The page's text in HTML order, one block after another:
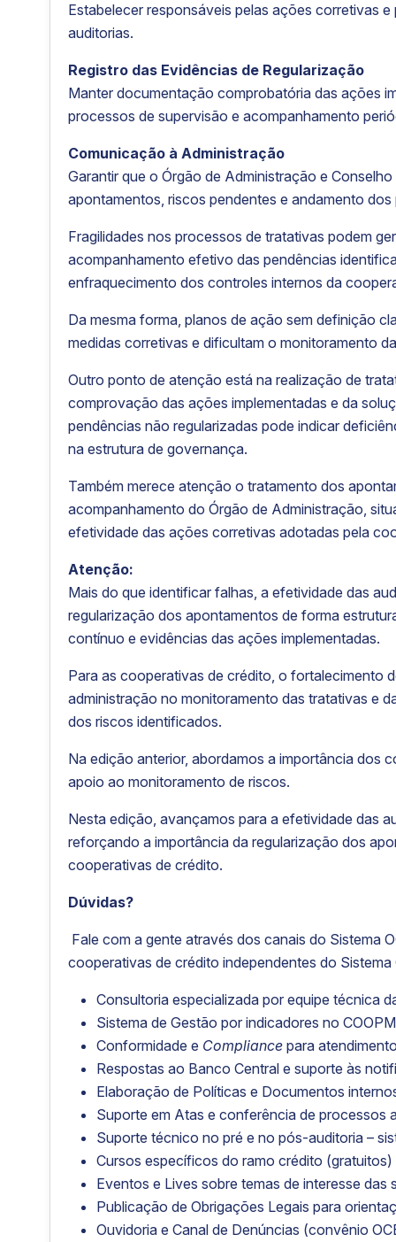
Estabelecer responsáveis pelas ações corretivas
auditorias.
Registro das Evidências de Regularização
Manter documentação comprobatória das ações
processos de supervisão e acompanhamento
Comunicação à Administração
Garantir que o Órgão de Administração e
apontamentos, riscos pendentes e andamento
Fragilidades nos processos de tratativas podem
acompanhamento efetivo das pendências
enfraquecimento dos controles internos da
Da mesma forma, planos de ação sem definição
medidas corretivas e dificultam o monitoramento
Outro ponto de atenção está na realização de
comprovação das ações implementadas e da
pendências não regularizadas pode indicar
na estrutura de governança.
Também merece atenção o tratamento dos
acompanhamento do Órgão de Administração,
efetividade das ações corretivas adotadas pela
Atenção:
Mais do que identificar falhas, a efetividade das
regularização dos apontamentos de forma
contínuo e evidências das ações implementadas.
Para as cooperativas de crédito, o fortalecimento
administração no monitoramento das tratativas e
dos riscos identificados.
Na edição anterior, abordamos a importância dos
apoio ao monitoramento de riscos.
Nesta edição, avançamos para a efetividade das
reforçando a importância da regularização dos
cooperativas de crédito.
Dúvidas?
Fale com a gente através dos canais do Sistema
cooperativas de crédito independentes do
Consultoria especializada por equipe técnica
Sistema de Gestão por indicadores no
Conformidade e Compliance para
Respostas ao Banco Central e suporte às
Elaboração de Políticas e Documentos
Suporte em Atas e conferência de processos
Suporte técnico no pré e no pós-auditoria –
Cursos específicos do ramo crédito
Eventos e Lives sobre temas de interesse das
Publicação de Obrigações Legais para
Ouvidoria e Canal de Denúncias (convênio